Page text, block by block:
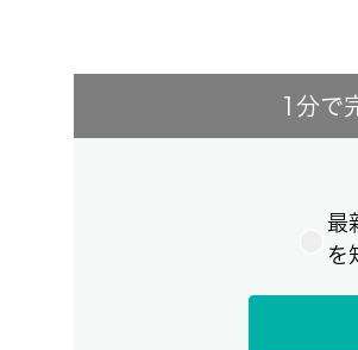
1分で
最
を